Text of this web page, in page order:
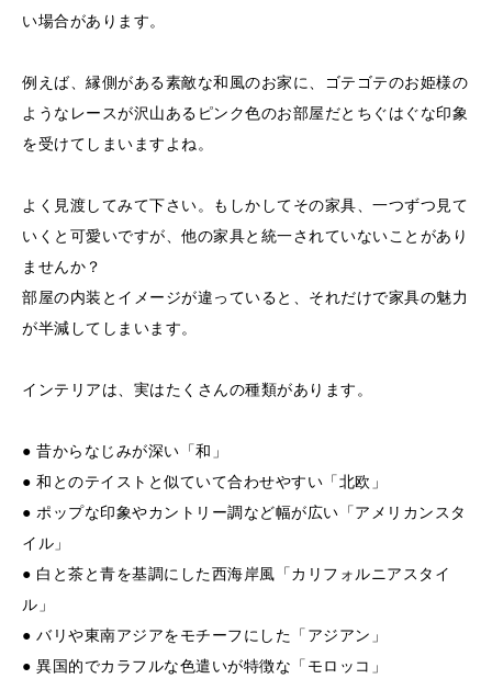
い場合があります。
例えば、縁側がある素敵な和風のお家に、ゴテゴテのお姫様の
ようなレースが沢山あるピンク色のお部屋だとちぐはぐな印象
を受けてしまいますよね。
よく見渡してみて下さい。もしかしてその家具、一つずつ見て
いくと可愛いですが、他の家具と統一されていないことがあり
ませんか？
部屋の内装とイメージが違っていると、それだけで家具の魅力
が半減してしまいます。
インテリアは、実はたくさんの種類があります。
● 昔からなじみが深い「和」
● 和とのテイストと似ていて合わせやすい「北欧」
● ポップな印象やカントリー調など幅が広い「アメリカンスタ
イル」
● 白と茶と青を基調にした西海岸風「カリフォルニアスタイ
ル」
● バリや東南アジアをモチーフにした「アジアン」
● 異国的でカラフルな色遣いが特徴な「モロッコ」